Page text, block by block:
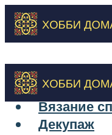
Вышивка
Вязание
Декупаж